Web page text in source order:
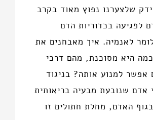
שלצערנו נפוץ מאוד בקרב
לפגיעה בכדוריות הדם
לאנמיה. איך מאבחנים את
היא מסוכנת, מהם דרכי
אפשר למנוע אותה? בניגוד
אדם שנובעת מבעיה בריאותית
האדם, מחלת חתולים זו